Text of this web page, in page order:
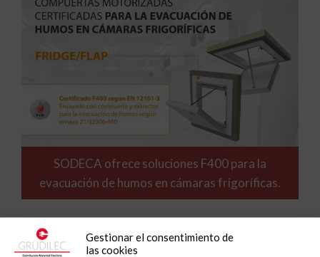
Gestionar el consentimiento de
las cookies
SODECA ofrece soluciones F400 para la
evacuación de humos en cámaras frigoríficas.